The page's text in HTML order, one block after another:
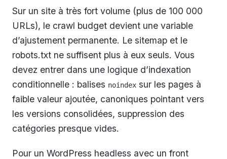
Sur un site à très fort volume (plus de 100 000
URLs), le crawl budget devient une variable
d’ajustement permanente. Le sitemap et le
robots.txt ne suffisent plus à eux seuls. Vous
devez entrer dans une logique d’indexation
conditionnelle : balises noindex sur les pages à
faible valeur ajoutée, canoniques pointant vers
les versions consolidées, suppression des
catégories presque vides.
Pour un WordPress headless avec un front